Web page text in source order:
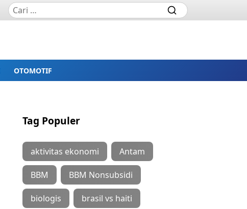
OTOMOTIF
Tag Populer
aktivitas ekonomi Antam
BBM BBM Nonsubsidi
biologis brasil vs haiti